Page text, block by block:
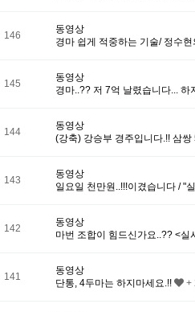
146
동영상
경마 쉽게 적중하는 기술/ 정수현
145
동영상
경마..?? 저 7억 날렸습니다... 하
144
동영상
(강축) 강승부 경주입니다.!! 삼쌍
143
동영상
일요일 천만원..!!!이겼습니다 / "
142
동영상
마번 조합이 힘드신가요..?? <실
141
동영상
단통, 4두마는 하지마세요.!!
+